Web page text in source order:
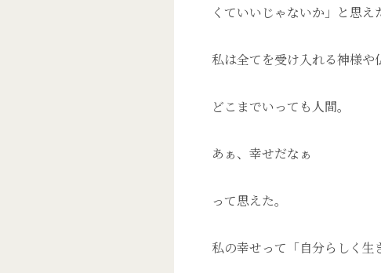
くていいじゃないか」と思え
私は全てを受け入れる神様や
どこまでいっても人間。
あぁ、幸せだなぁ
って思えた。
私の幸せって「自分らしく生